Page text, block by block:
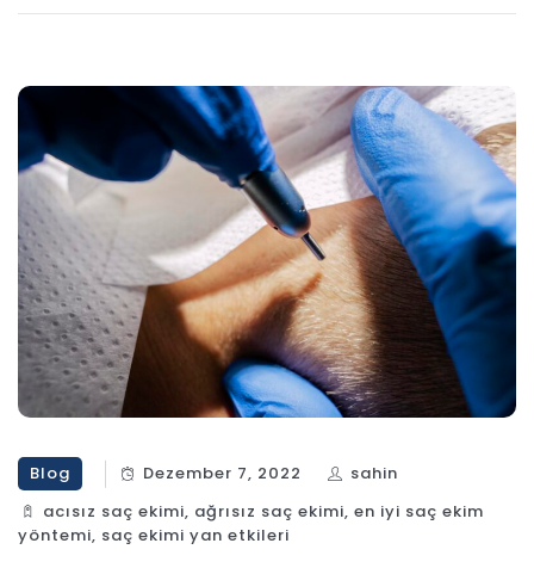
Blog Dezember 7, 2022
sahin
acısız saç ekimi, ağrısız saç ekimi, en iyi saç ekim
yöntemi, saç ekimi yan etkileri